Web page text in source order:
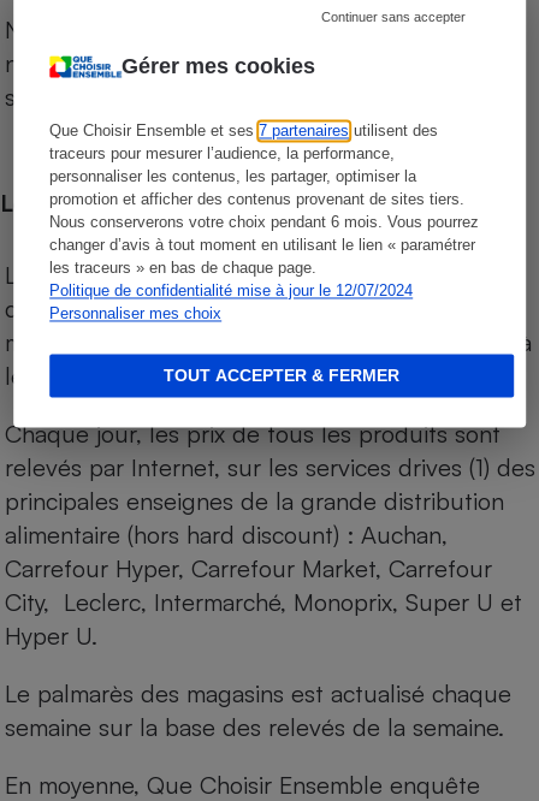
Gérer mes cookies
Que Choisir Ensemble et ses7 partenaires utilisent des
traceurs pour mesurer l’audience, la performance,
personnaliser les contenus, les partager, optimiser la
promotion et afficher des contenus provenant de sites tiers.
Nous conserverons votre choix pendant 6 mois. Vous pourrez
changer d’avis à tout moment en utilisant le lien « paramétrer
les traceurs » en bas de chaque page.
Politique de confidentialité mise à jour le 12/07/2024
Personnaliser mes choix
Continuer sans accepter
TOUT ACCEPTER & FERMER
Notre comparateur de supermarchés propose le
niveau de prix des supermarchés, géolocalisés
sur le territoire français.
Les comparaisons de prix
Les comparaisons sont réalisées sur l’ensemble
des produits des magasins. Les produits de
marques de distributeurs (MDD) sont comparés à
leurs équivalents chez leurs concurrents.
Chaque jour, les prix de tous les produits sont
relevés par Internet, sur les services drives (1) des
principales enseignes de la grande distribution
alimentaire (hors hard discount) : Auchan,
Carrefour Hyper, Carrefour Market, Carrefour
City, Leclerc, Intermarché, Monoprix, Super U et
Hyper U.
Le palmarès des magasins est actualisé chaque
semaine sur la base des relevés de la semaine.
En moyenne, Que Choisir Ensemble enquête